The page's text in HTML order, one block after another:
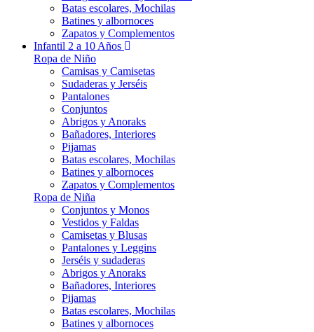
Batas escolares, Mochilas
Batines y albornoces
Zapatos y Complementos
Infantil 2 a 10 Años
Ropa de Niño
Camisas y Camisetas
Sudaderas y Jerséis
Pantalones
Conjuntos
Abrigos y Anoraks
Bañadores, Interiores
Pijamas
Batas escolares, Mochilas
Batines y albornoces
Zapatos y Complementos
Ropa de Niña
Conjuntos y Monos
Vestidos y Faldas
Camisetas y Blusas
Pantalones y Leggins
Jerséis y sudaderas
Abrigos y Anoraks
Bañadores, Interiores
Pijamas
Batas escolares, Mochilas
Batines y albornoces